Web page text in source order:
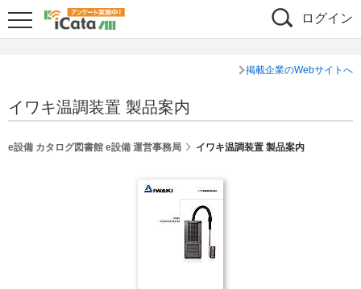
ログイン
掲載企業のWebサイトへ
イワキ温調装置 製品案内
e設備 カタログ図書館 e設備 運営事務局 イワキ温調装置 製品案内